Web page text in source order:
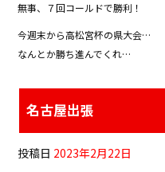
無事、７回コールドで勝利！
今週末から高松宮杯の県大会…
なんとか勝ち進んでくれ…
名古屋出張
投稿日 2023年2月22日